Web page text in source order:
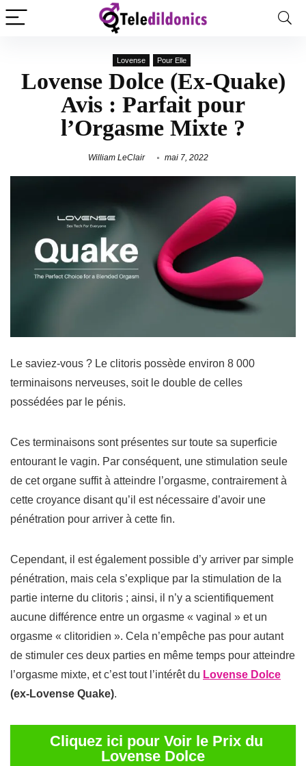
Lovense Pour Elle
Lovense Dolce (Ex-Quake)
Avis : Parfait pour
l’Orgasme Mixte ?
William LeClair mai 7, 2022
Le saviez-vous ? Le clitoris possède environ 8 000
terminaisons nerveuses, soit le double de celles
possédées par le pénis.
Ces terminaisons sont présentes sur toute sa superficie
entourant le vagin. Par conséquent, une stimulation seule
de cet organe suffit à atteindre l’orgasme, contrairement à
cette croyance disant qu’il est nécessaire d’avoir une
pénétration pour arriver à cette fin.
Cependant, il est également possible d’y arriver par simple
pénétration, mais cela s’explique par la stimulation de la
partie interne du clitoris ; ainsi, il n’y a scientifiquement
aucune différence entre un orgasme « vaginal » et un
orgasme « clitoridien ». Cela n’empêche pas pour autant
de stimuler ces deux parties en même temps pour atteindre
l’orgasme mixte, et c’est tout l’intérêt du Lovense Dolce
(ex-Lovense Quake).
Cliquez ici pour Voir le Prix du
Lovense Dolce